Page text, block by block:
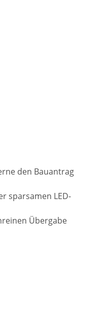
den Bauantrag
sparsamen LED-
Übergabe